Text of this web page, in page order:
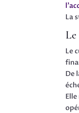
La
Le
Le
De